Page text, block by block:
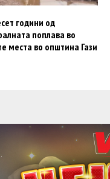
години од
поплава во
места во општина Гази